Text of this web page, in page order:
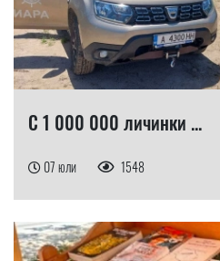
С 1 000 000 личинки ...
07 юли 1548